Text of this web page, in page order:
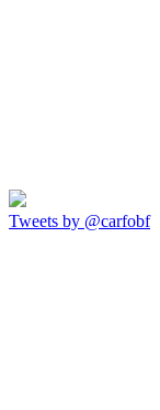
Tweets by @carfobf